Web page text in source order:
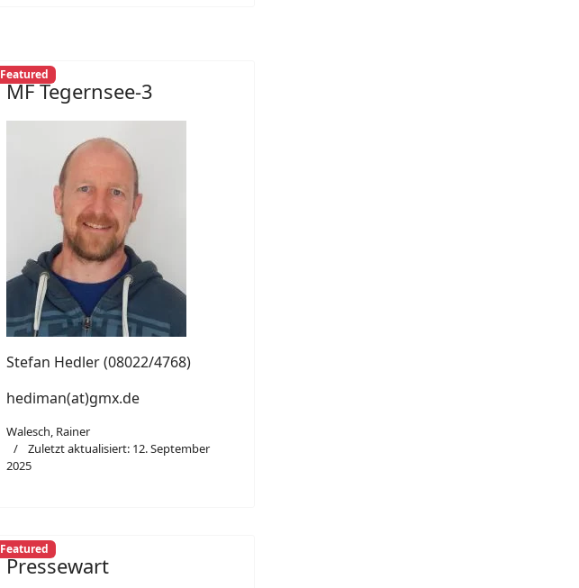
Featured
MF Tegernsee-3
Stefan Hedler (08022/4768)
hediman(at)gmx.de
Walesch, Rainer
Zuletzt aktualisiert: 12. September
2025
Featured
Pressewart